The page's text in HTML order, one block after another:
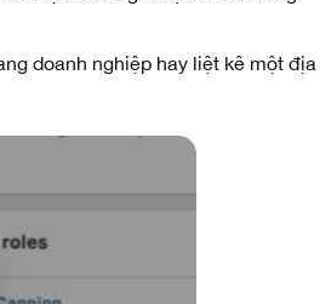
doanh nghiệp hay liệt kê một địa